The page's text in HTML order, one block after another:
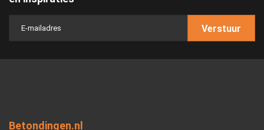
Verstuur
Betondingen.nl